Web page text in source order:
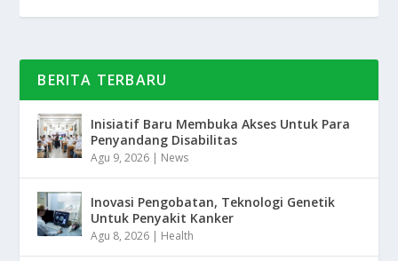
BERITA TERBARU
Inisiatif Baru Membuka Akses Untuk Para
Penyandang Disabilitas
Agu 9, 2026 | News
Inovasi Pengobatan, Teknologi Genetik
Untuk Penyakit Kanker
Agu 8, 2026 | Health